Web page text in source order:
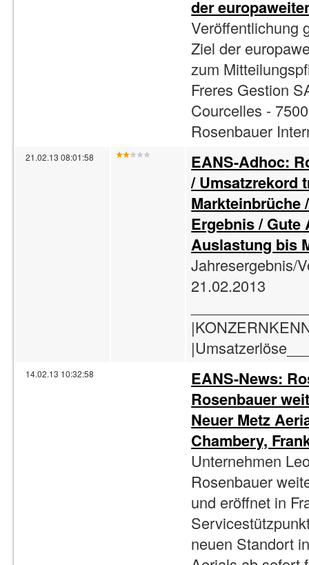
der
Veröffentlichung
Ziel der
zum
Freres Gestion
Courcelles -
Rosenbauer
21.02.13 08:01:58
EANS-Adhoc:
/ Umsatzrekord
Markteinbrüche
Ergebnis /
Auslastung bis
Jahresergebnis/
21.02.2013
14.02.13 10:32:58
EANS-News:
Rosenbauer
Neuer Metz
Chambery,
Unternehmen
Rosenbauer
und eröffnet in
neuen Standort